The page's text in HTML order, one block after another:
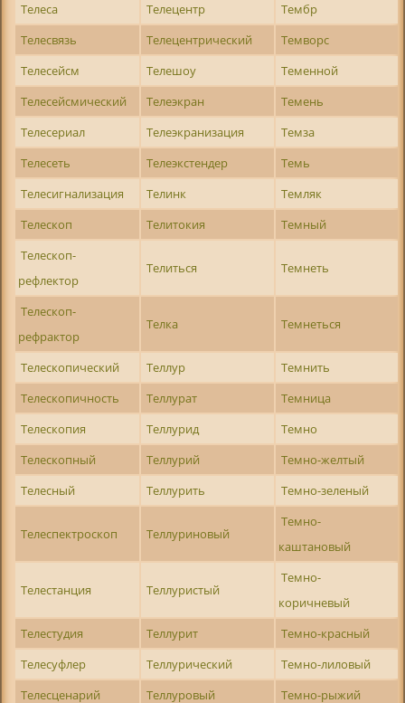
Телеса
Телецентр
Тембр
Телесвязь
Телецентрический
Темворс
Телесейсм
Телешоу
Теменной
Телесейсмический
Телеэкран
Темень
Телесериал
Телеэкранизация
Темза
Телесеть
Телеэкстендер
Темь
Телесигнализация
Телинк
Темляк
Телескоп
Телитокия
Темный
Телескоп-
рефлектор
Телиться Темнеть
Телескоп-
рефрактор
Телка Темнеться
Телескопический Теллур
Темнить
Телескопичность
Теллурат
Темница
Телескопия
Теллурид
Темно
Телескопный
Теллурий
Темно-желтый
Телесный
Теллурить Темно-зеленый
Телеспектроскоп Теллуриновый
Темно-
каштановый
Телестанция Теллуристый
Темно-
коричневый
Телестудия
Теллурит
Темно-красный
Телесуфлер
Теллурический
Темно-лиловый
Телесценарий
Теллуровый
Темно-рыжий